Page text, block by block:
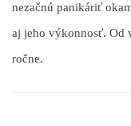
nezačnú panikáriť
aj jeho výkonnosť. Od
ročne.